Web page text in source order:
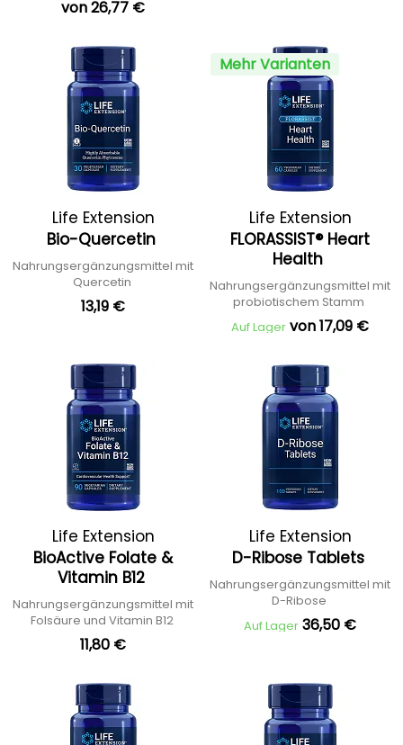
von 26,77 €
Life Extension
Bio-Quercetin
Nahrungsergänzungsmittel mit
Quercetin
13,19 €
Mehr Varianten
Life Extension
FLORASSIST® Heart
Health
Nahrungsergänzungsmittel mit
probiotischem Stamm
Auf Lager von 17,09 €
Life Extension
BioActive Folate &
Vitamin B12
Nahrungsergänzungsmittel mit
Folsäure und Vitamin B12
11,80 €
Life Extension
D-Ribose Tablets
Nahrungsergänzungsmittel mit
D-Ribose
Auf Lager 36,50 €